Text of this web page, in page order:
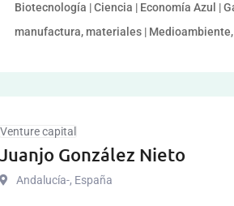
Biotecnología | Ciencia | Economía Azul |
manufactura, materiales |
Venture capital
Juanjo González Nieto
Andalucía-, España